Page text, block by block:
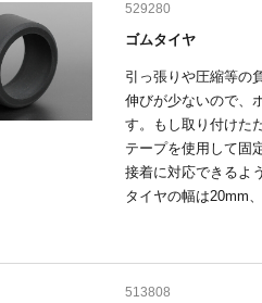
529280
ゴムタイヤ
引っ張りや圧縮等の
伸びが少ないので、
す。もし取り付けた
テープを使用して固
接着に対応できるよ
タイヤの幅は20mm
513808